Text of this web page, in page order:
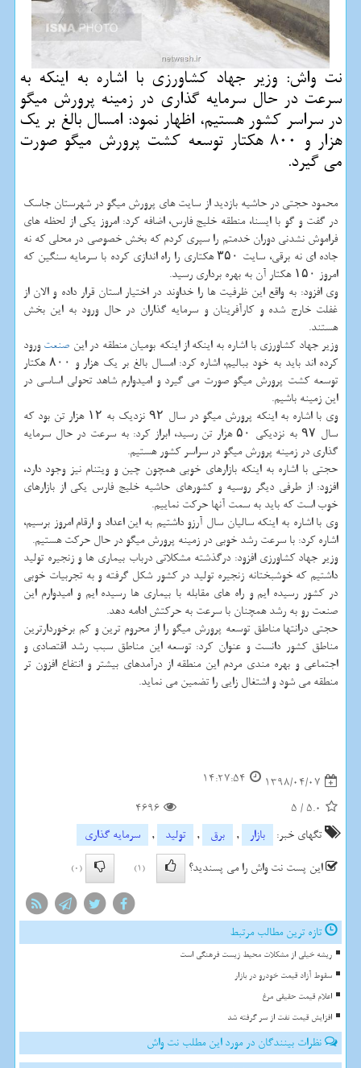
نت واش: وزیر جهاد كشاورزی با اشاره به اینكه به
سرعت در حال سرمایه گذاری در زمینه پرورش میگو
در سراسر كشور هستیم، اظهار نمود: امسال بالغ بر یك
هزار و 800 هكتار توسعه كشت پرورش میگو صورت
می گیرد.
محمود حجتی در حاشیه بازدید از سایت های پرورش میگو در شهرستان جاسك
در گفت و گو با ایسنا، منطقه خلیج فارس، اضافه كرد: امروز یكی از لحظه های
فراموش نشدنی دوران خدمتم را سپری كردم كه بخش خصوصی در محلی كه نه
جاده ای نه برقی، سایت ۳۵۰ هكتاری را راه اندازی كرده با سرمایه سنگین كه
امروز ۱۵۰ هكتار آن به بهره برداری رسید.
وی افزود: به واقع این ظرفیت ها را خداوند در اختیار استان قرار داده و الان از
غفلت خارج شده و كارآفرینان و سرمایه گذاران در حال ورود به این بخش
هستند.
وزیر جهاد كشاورزی با اشاره به اینكه از اینكه بومیان منطقه در این صنعتورود
كرده اند باید به خود ببالیم، اشاره كرد: امسال بالغ بر یك هزار و ۸۰۰ هكتار
توسعه كشت پرورش میگو صورت می گیرد و امیدوارم شاهد تحولی اساسی در
این زمینه باشیم.
وی با اشاره به اینكه پرورش میگو در سال ۹۲ نزدیك به ۱۲ هزار تن بود كه
سال ۹۷ به نزدیكی ۵۰ هزار تن رسید، ابراز كرد: به سرعت در حال سرمایه
گذاری در زمینه پرورش میگو در سراسر كشور هستیم.
حجتی با اشاره به اینكه بازارهای خوبی همچون چین و ویتنام نیز وجود دارد،
افزود: از طرفی دیگر روسیه و كشورهای حاشیه خلیج فارس یكی از بازارهای
خوب است كه باید به سمت آنها حركت نماییم.
وی با اشاره به اینكه سالیان سال آرزو داشتیم به این اعداد و ارقام امروز برسیم،
اشاره كرد: با سرعت رشد خوبی در زمینه پرورش میگو در حال حركت هستیم.
وزیر جهاد كشاورزی افزود: درگذشته مشكلاتی درباب بیماری ها و زنجیره تولید
داشتیم كه خوشبختانه زنجیره تولید در كشور شكل گرفته و به تجربیات خوبی
در كشور رسیده ایم و راه های مقابله با بیماری ها رسیده ایم و امیدوارم این
صنعت رو به رشد همچنان با سرعت به حركتش ادامه دهد.
حجتی درانتها مناطق توسعه پرورش میگو را از محروم ترین و كم برخوردارترین
مناطق كشور دانست و عنوان كرد: توسعه این مناطق سبب رشد اقتصادی و
اجتماعی و بهره مندی مردم این منطقه از درآمدهای بیشتر و انتفاع افزون تر
منطقه می شود و اشتغال زایی را تضمین می نماید.
1398/04/07
14:27:54
5.0
/
5
4696
تگهای خبر:
بازار , برق , تولید ,
سرمایه گذاری
این پست نت واش را می پسندید؟
(1)
(0)
تازه ترین مطالب مرتبط
ریشه خیلی از مشکلات محیط زیست فرهنگی است
سقوط آزاد قیمت خودرو در بازار
اعلام قیمت حقیقی مرغ
افزایش قیمت نفت از سر گرفته شد
نظرات بینندگان در مورد این مطلب نت واش